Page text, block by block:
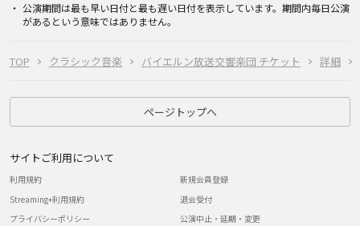
TOP クラシック音楽 バイエルン放送交響楽団 チケット 詳細
公演期間は最も早い日付と最も遅い日付を表示しています。期間内毎日公演
があるという意味ではありません。
ページトップへ
サイトご利用について
利用規約
Streaming+利用規約
プライバシーポリシー
新規会員登録
退会受付
公演中止・延期・変更